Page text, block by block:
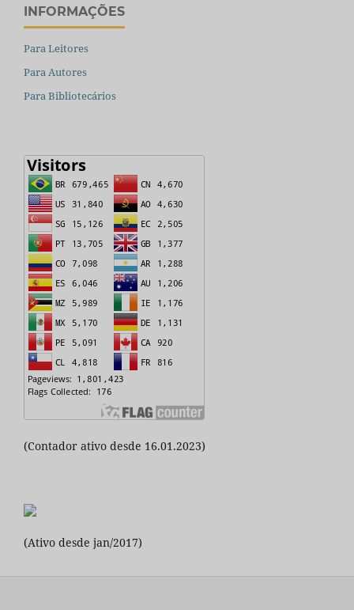
INFORMAÇÕES
Para Leitores
Para Autores
Para Bibliotecários
(Contador ativo desde 16.01.2023)
(Ativo desde jan/2017)